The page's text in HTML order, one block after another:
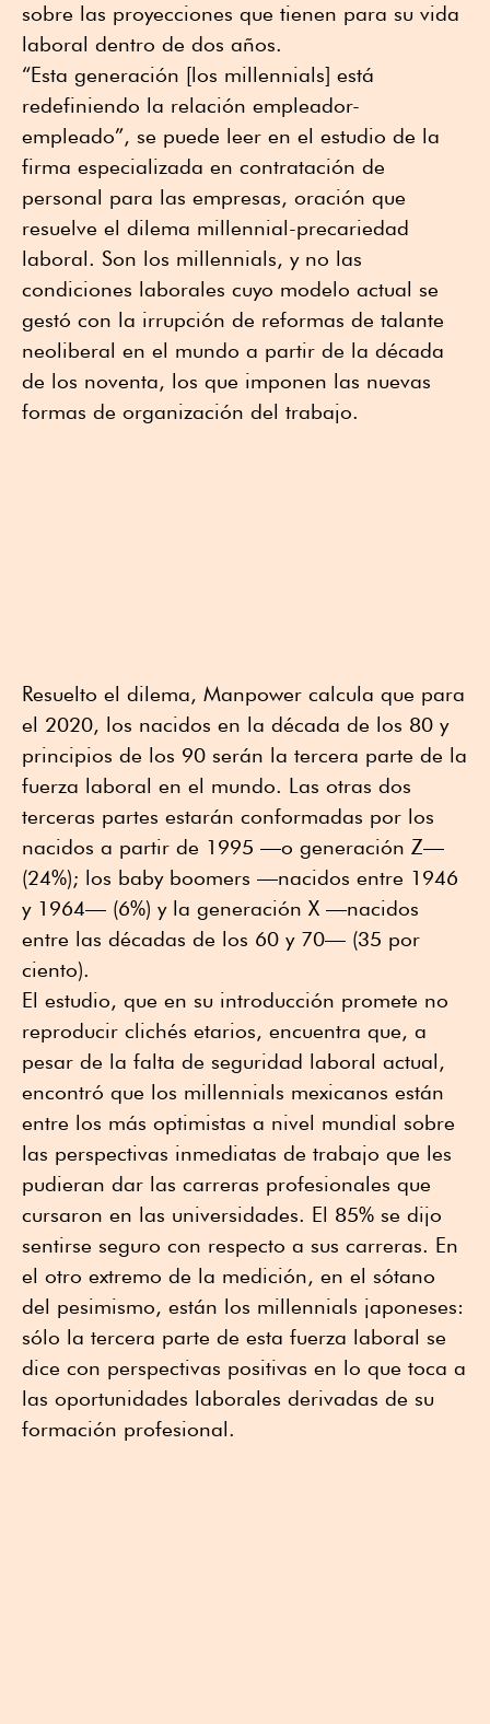
sobre las proyecciones que tienen para su vida
laboral dentro de dos años.
“Esta generación [los millennials] está
redefiniendo la relación empleador-
empleado”, se puede leer en el estudio de la
firma especializada en contratación de
personal para las empresas, oración que
resuelve el dilema millennial-precariedad
laboral. Son los millennials, y no las
condiciones laborales cuyo modelo actual se
gestó con la irrupción de reformas de talante
neoliberal en el mundo a partir de la década
de los noventa, los que imponen las nuevas
formas de organización del trabajo.
Resuelto el dilema, Manpower calcula que para
el 2020, los nacidos en la década de los 80 y
principios de los 90 serán la tercera parte de la
fuerza laboral en el mundo. Las otras dos
terceras partes estarán conformadas por los
nacidos a partir de 1995 —o generación Z—
(24%); los baby boomers —nacidos entre 1946
y 1964— (6%) y la generación X —nacidos
entre las décadas de los 60 y 70— (35 por
ciento).
El estudio, que en su introducción promete no
reproducir clichés etarios, encuentra que, a
pesar de la falta de seguridad laboral actual,
encontró que los millennials mexicanos están
entre los más optimistas a nivel mundial sobre
las perspectivas inmediatas de trabajo que les
pudieran dar las carreras profesionales que
cursaron en las universidades. El 85% se dijo
sentirse seguro con respecto a sus carreras. En
el otro extremo de la medición, en el sótano
del pesimismo, están los millennials japoneses:
sólo la tercera parte de esta fuerza laboral se
dice con perspectivas positivas en lo que toca a
las oportunidades laborales derivadas de su
formación profesional.